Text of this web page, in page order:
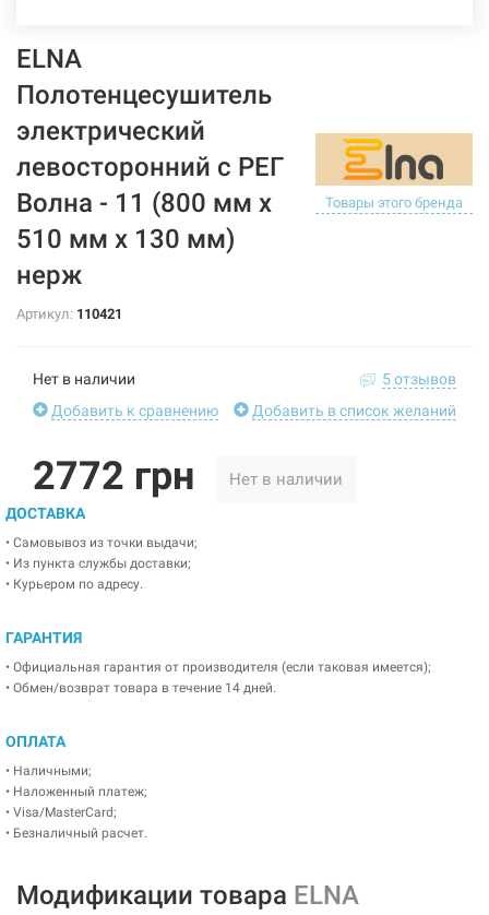
ELNA
Полотенцесушитель
электрический
левосторонний с РЕГ
Волна - 11 (800 мм х
510 мм х 130 мм)
нерж
Товары этого бренда
Артикул: 110421
Нет в наличии
5 отзывов
Добавить к сравнению
Добавить в список желаний
2772 грн Нет в наличии
ДОСТАВКА
• Самовывоз из точки выдачи;
• Из пункта службы доставки;
• Курьером по адресу.
ГАРАНТИЯ
• Официальная гарантия от производителя (если таковая имеется);
• Обмен/возврат товара в течение 14 дней.
ОПЛАТА
• Наличными;
• Наложенный платеж;
• Visa/MasterCard;
• Безналичный расчет.
Модификации товара ELNA